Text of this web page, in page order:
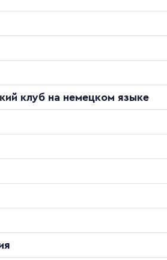
клуб на немецком языке